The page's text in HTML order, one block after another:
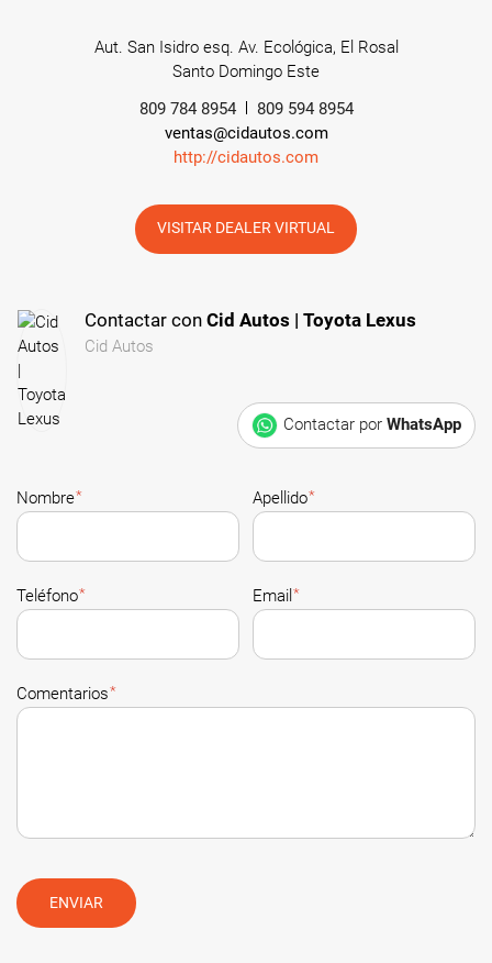
Aut. San Isidro esq. Av. Ecológica, El Rosal
Santo Domingo Este
809 784 8954
809 594 8954
ventas@cidautos.com
http://cidautos.com
VISITAR DEALER VIRTUAL
Contactar con Cid Autos | Toyota Lexus
Cid Autos
Contactar por WhatsApp
Nombre* Apellido*
Teléfono* Email *
Comentarios*
ENVIAR